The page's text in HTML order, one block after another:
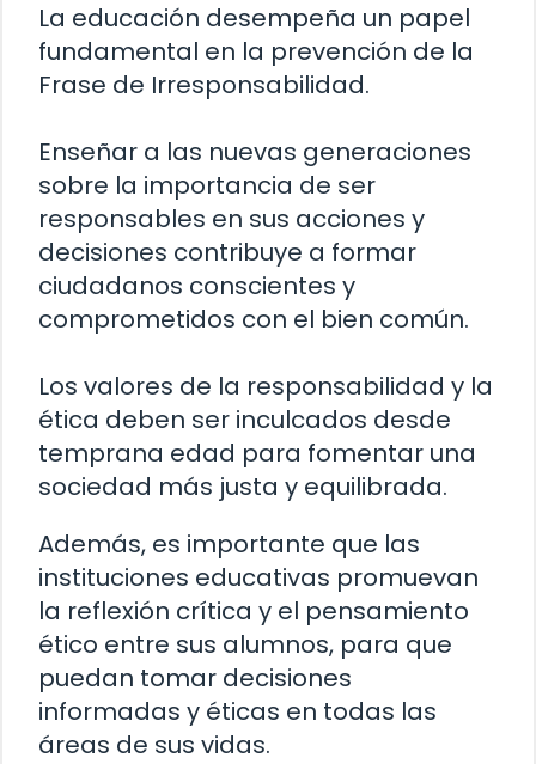
La educación desempeña un papel
fundamental en la prevención de la
Frase de Irresponsabilidad.
Enseñar a las nuevas generaciones
sobre la importancia de ser
responsables en sus acciones y
decisiones contribuye a formar
ciudadanos conscientes y
comprometidos con el bien común.
Los valores de la responsabilidad y la
ética deben ser inculcados desde
temprana edad para fomentar una
sociedad más justa y equilibrada.
Además, es importante que las
instituciones educativas promuevan
la reflexión crítica y el pensamiento
ético entre sus alumnos, para que
puedan tomar decisiones
informadas y éticas en todas las
áreas de sus vidas.